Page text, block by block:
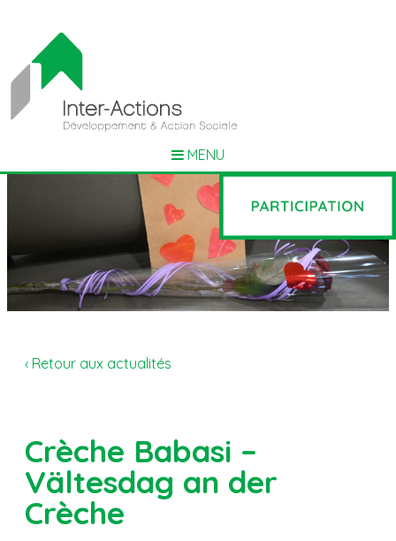
MENU
‹ Retour aux actualités
Crèche Babasi –
Vältesdag an der
Crèche